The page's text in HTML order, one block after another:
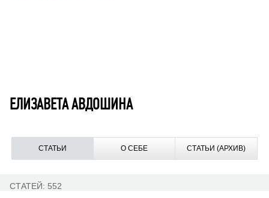
ЕЛИЗАВЕТА АВДОШИНА
СТАТЬИ О СЕБЕ СТАТЬИ (АРХИВ)
СТАТЕЙ: 552